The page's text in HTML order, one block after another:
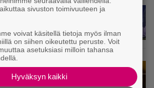
2025
tässä kotimaan
– tässä
kärkiviisikot
sivuston toimivuuteen ja
voivat käsitellä tietoja myös ilman
on siihen oikeutettu peruste. Voit
asetuksiasi milloin tahansa
Hyväksyn kaikki